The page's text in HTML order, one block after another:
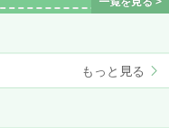
もっと見る